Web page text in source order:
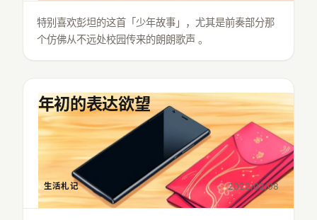
特别喜欢彭坦的这首「少年故事」，尤其是前奏部分那
个仿佛从不远处校园传来的朗朗歌声 。
年初的表达欲望
生活札记 2022/02/08